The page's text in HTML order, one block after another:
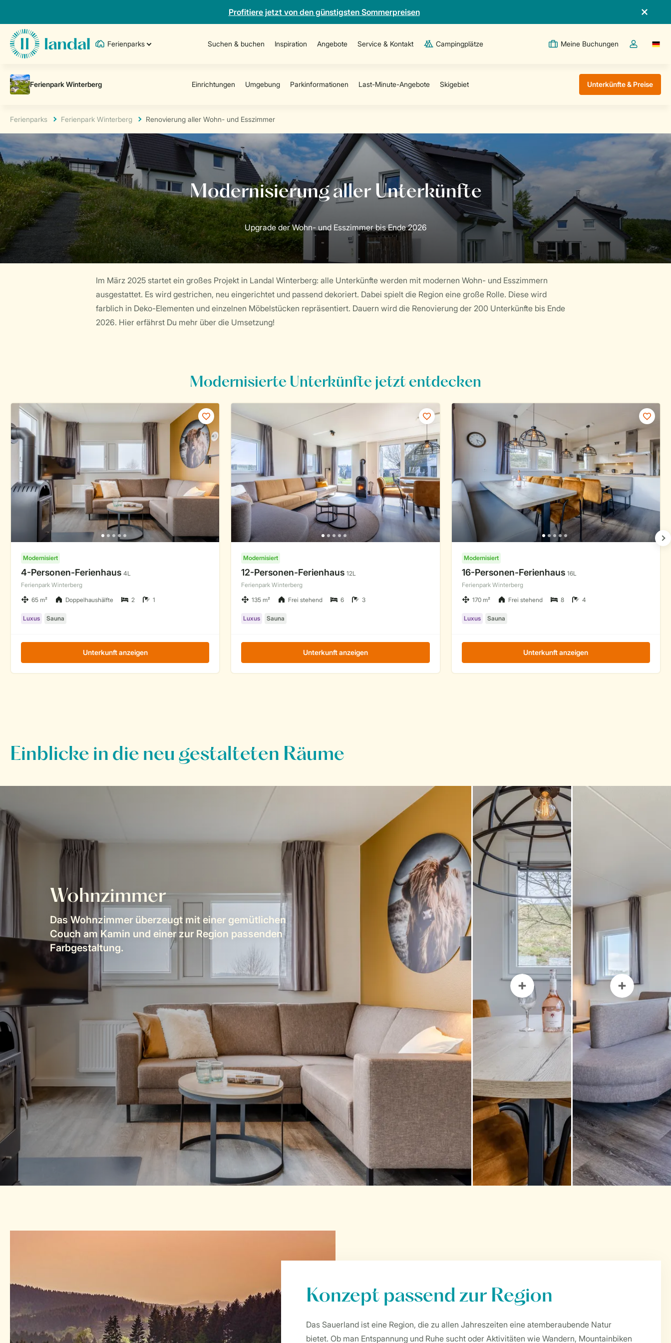
Profitiere jetzt von den günstigsten Sommerpreisen
Ferienparks Suchen & buchen Inspiration Angebote Service & Kontakt Campingplätze Meine Buchungen
Dropdown-
Unterkünfte & Preise
Ferienparks Ferienpark Winterberg Renovierung aller Wohn- und Esszimmer
Im März 2025 startet ein großes Projekt in Landal Winterberg: alle Unterkünfte werden mit modernen Wohn- und Esszimmern
ausgestattet. Es wird gestrichen, neu eingerichtet und passend dekoriert. Dabei spielt die Region eine große Rolle. Diese wird
farblich in Deko-Elementen und einzelnen Möbelstücken repräsentiert. Dauern wird die Renovierung der 200 Unterkünfte bis Ende
2026. Hier erfährst Du mehr über die Umsetzung!
Einblicke in die neu gestalteten Räume
Wohnzimmer
Das Wohnzimmer überzeugt mit einer gemütlichen
Couch am Kamin und einer zur Region passenden
Farbgestaltung.
Konzept passend zur Region
Das Sauerland ist eine Region, die zu allen Jahreszeiten eine atemberaubende Natur
bietet. Ob man Entspannung und Ruhe sucht oder Aktivitäten wie Wandern, Mountainbiken